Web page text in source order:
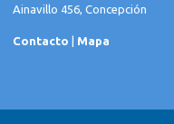
Ainavillo 456, Concepción
Contacto | Mapa